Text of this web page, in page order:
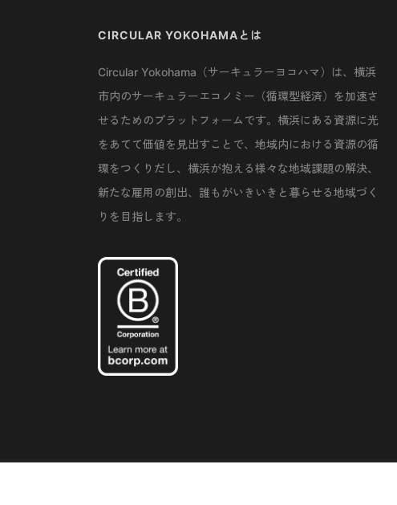
CIRCULAR YOKOHAMAとは
Circular Yokohama（サーキュラーヨコハマ）は、横浜
市内のサーキュラーエコノミー（循環型経済）を加速さ
せるためのプラットフォームです。横浜にある資源に光
をあてて価値を見出すことで、地域内における資源の循
環をつくりだし、横浜が抱える様々な地域課題の解決、
新たな雇用の創出、誰もがいきいきと暮らせる地域づく
りを目指します。